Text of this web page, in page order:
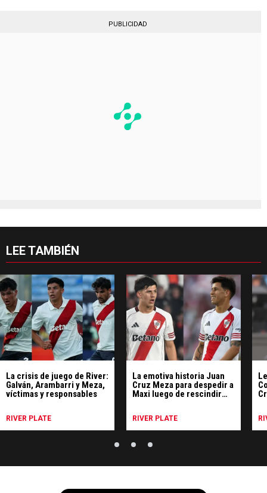
PUBLICIDAD
LEE TAMBIÉN
La crisis de juego de River:
Galván, Arambarri y Meza,
víctimas y responsables
RIVER PLATE
La emotiva historia Juan
Cruz Meza para despedir a
Maxi luego de rescindir
RIVER PLATE